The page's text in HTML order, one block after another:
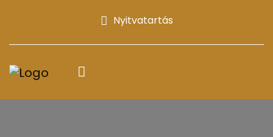
Nyitvatartás